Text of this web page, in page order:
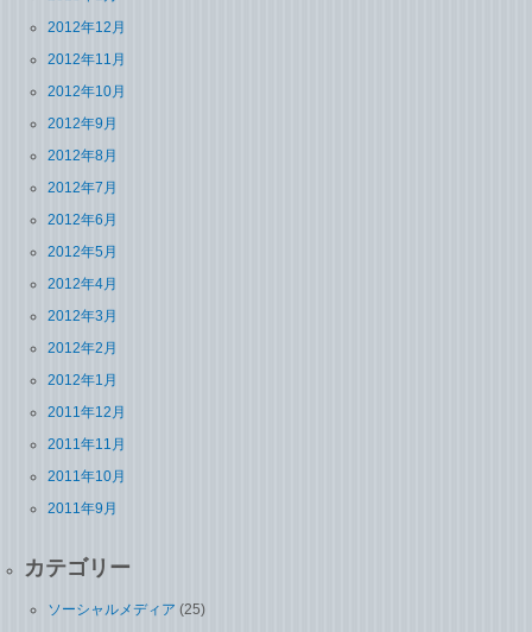
2012年12月
2012年11月
2012年10月
2012年9月
2012年8月
2012年7月
2012年6月
2012年5月
2012年4月
2012年3月
2012年2月
2012年1月
2011年12月
2011年11月
2011年10月
2011年9月
カテゴリー
ソーシャルメディア (25)